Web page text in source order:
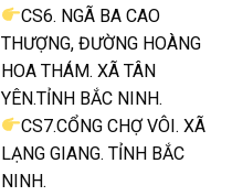
CS6. NGÃ BA CAO
THƯỢNG, ĐƯỜNG HOÀNG
HOA THÁM. XÃ TÂN
YÊN.TỈNH BẮC NINH.
CS7.CỔNG CHỢ VÔI. XÃ
LẠNG GIANG. TỈNH BẮC
NINH.